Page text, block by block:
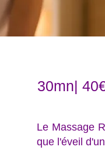
30mn|
Le Massage
que l'éveil